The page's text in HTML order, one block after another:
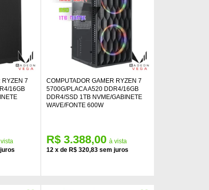
RYZEN 7
16GB
COMPUTADOR GAMER RYZEN 7
5700G/PLACA A520 DDR4/16GB
DDR4/SSD 1TB NVME/GABINETE
WAVE/FONTE 600W
12 x de R$ 320,83
R$ 3.388,00